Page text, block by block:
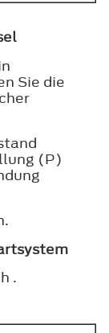
Sie die
(P)
.